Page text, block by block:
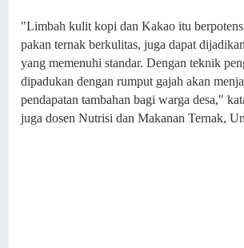
"Limbah kulit kopi dan Kakao itu
pakan ternak berkulitas, juga dapat
yang memenuhi standar. Dengan teknik
dipadukan dengan rumput gajah akan
pendapatan tambahan bagi warga desa,"
juga dosen Nutrisi dan Makanan Ternak,